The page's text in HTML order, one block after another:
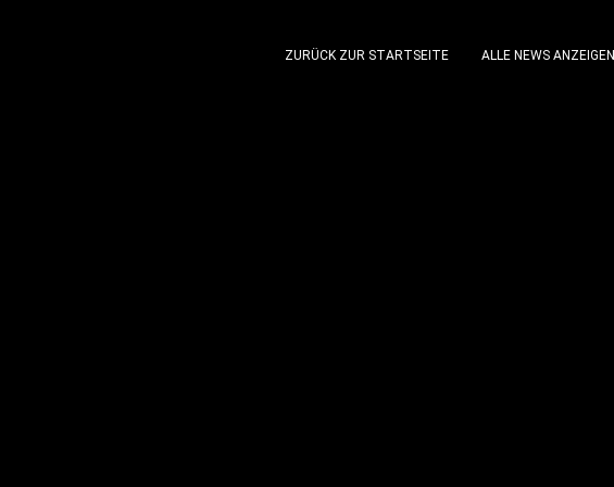
ZURÜCK ZUR STARTSEITE ALLE NEWS ANZEIGEN